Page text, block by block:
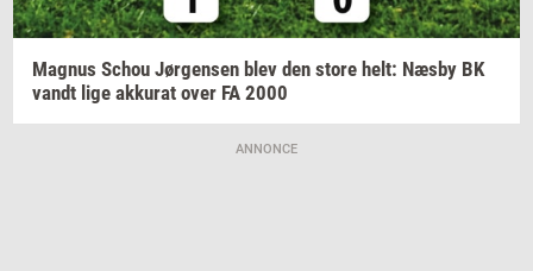
Magnus Schou Jør­gen­sen blev den store helt: Næsby BK
vandt lige ak­ku­rat over FA 2000
ANNONCE